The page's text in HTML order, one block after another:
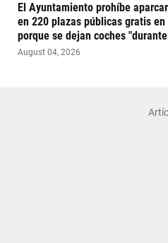
El Ayuntamiento prohíbe
en 220 plazas públicas gratis en
porque se dejan coches
August 04, 2026